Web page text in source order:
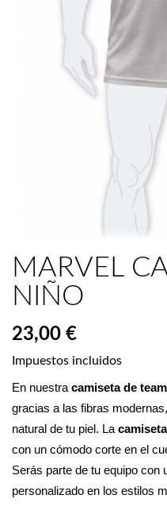
MARVEL
NIÑO
23,00 €
Impuestos incluidos
En nuestra camiseta de
gracias a las fibras
natural de tu piel. La
con un cómodo corte en el
Serás parte de tu equipo con
personalizado en los estilos